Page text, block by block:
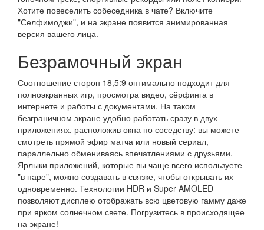
Хотите повеселить собеседника в чате? Включите
"Селфимоджи", и на экране появится анимированная
версия вашего лица.
Безрамочный экран
Соотношение сторон 18,5:9 оптимально подходит для
полноэкранных игр, просмотра видео, сёрфинга в
интернете и работы с документами. На таком
безграничном экране удобно работать сразу в двух
приложениях, расположив окна по соседству: вы можете
смотреть прямой эфир матча или новый сериал,
параллельно обмениваясь впечатлениями с друзьями.
Ярлыки приложений, которые вы чаще всего используете
"в паре", можно создавать в связке, чтобы открывать их
одновременно. Технологии HDR и Super AMOLED
позволяют дисплею отображать всю цветовую гамму даже
при ярком солнечном свете. Погрузитесь в происходящее
на экране!